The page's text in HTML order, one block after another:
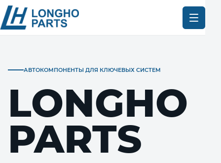
АВТОКОМПОНЕНТЫ ДЛЯ КЛЮЧЕВЫХ СИСТЕМ
LONGHO
PARTS